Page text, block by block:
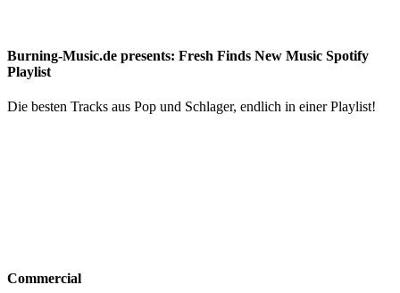
Burning-Music.de presents: Fresh Finds New Music Spotify
Playlist
Die besten Tracks aus Pop und Schlager, endlich in einer Playlist!
Commercial